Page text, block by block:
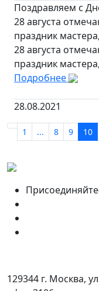
Поздравляем с
28 августа
праздник
28 августа
праздник
Подробнее
28.08.2021
1 ... 8 9 10
129344 г. Москва,